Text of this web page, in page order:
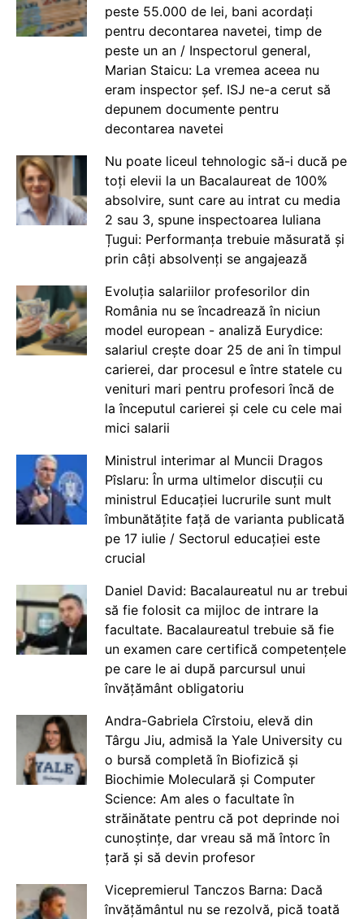
peste 55.000 de lei, bani acordați
pentru decontarea navetei, timp de
peste un an / Inspectorul general,
Marian Staicu: La vremea aceea nu
eram inspector șef. ISJ ne-a cerut să
depunem documente pentru
decontarea navetei
Nu poate liceul tehnologic să-i ducă pe
toți elevii la un Bacalaureat de 100%
absolvire, sunt care au intrat cu media
2 sau 3, spune inspectoarea Iuliana
Țugui: Performanța trebuie măsurată și
prin câți absolvenți se angajează
Evoluția salariilor profesorilor din
România nu se încadrează în niciun
model european - analiză Eurydice:
salariul crește doar 25 de ani în timpul
carierei, dar procesul e între statele cu
venituri mari pentru profesori încă de
la începutul carierei și cele cu cele mai
mici salarii
Ministrul interimar al Muncii Dragos
Pîslaru: În urma ultimelor discuții cu
ministrul Educației lucrurile sunt mult
îmbunătățite față de varianta publicată
pe 17 iulie / Sectorul educației este
crucial
Daniel David: Bacalaureatul nu ar trebui
să fie folosit ca mijloc de intrare la
facultate. Bacalaureatul trebuie să fie
un examen care certifică competențele
pe care le ai după parcursul unui
învățământ obligatoriu
Andra-Gabriela Cîrstoiu, elevă din
Târgu Jiu, admisă la Yale University cu
o bursă completă în Biofizică și
Biochimie Moleculară și Computer
Science: Am ales o facultate în
străinătate pentru că pot deprinde noi
cunoștințe, dar vreau să mă întorc în
țară și să devin profesor
Vicepremierul Tanczos Barna: Dacă
învățământul nu se rezolvă, pică toată